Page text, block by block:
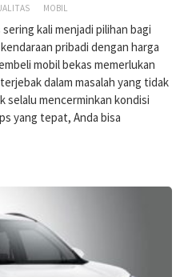
MOBIL
kali menjadi pilihan bagi
pribadi dengan harga
mobil bekas memerlukan
dalam masalah yang tidak
selalu mencerminkan kondisi
yang tepat, Anda bisa